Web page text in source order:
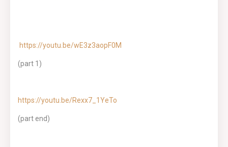
https://youtu.be/wE3z3aopF0M
(part 1)
https://youtu.be/Rexx7_1YeTo
(part end)